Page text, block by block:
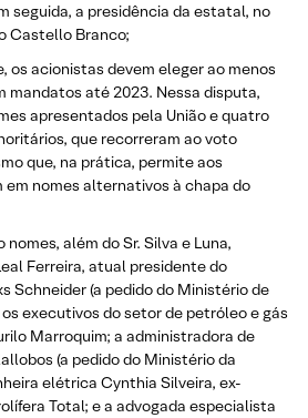
seguida, a presidência da estatal, no
Castello Branco;
os acionistas devem eleger ao menos
mandatos até 2023. Nessa disputa,
apresentados pela União e quatro
que recorreram ao voto
que, na prática, permite aos
nomes alternativos à chapa do
nomes, além do Sr. Silva e Luna,
Ferreira, atual presidente do
Schneider (a pedido do Ministério de
os executivos do setor de petróleo e gás
Marroquim; a administradora de
(a pedido do Ministério da
elétrica Cynthia Silveira, ex-
Total; e a advogada especialista